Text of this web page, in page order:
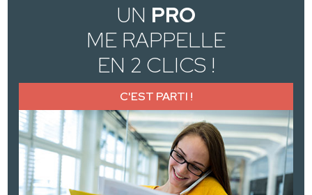
UN PRO
ME RAPPELLE
EN 2 CLICS !
C'EST PARTI !